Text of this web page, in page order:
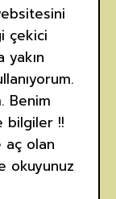
çekici
Benim
bilgiler !!
aç olan
okuyunuz